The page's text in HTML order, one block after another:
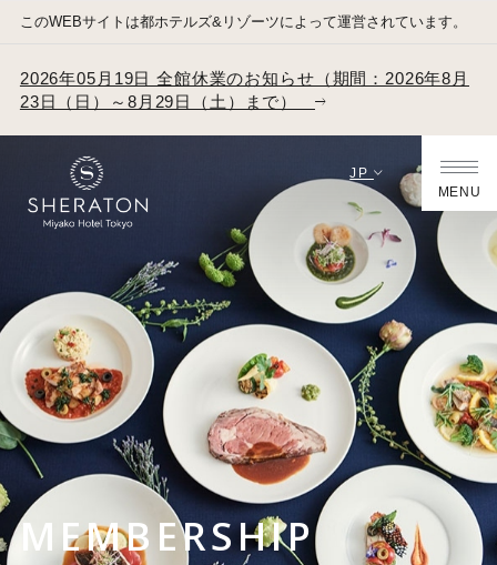
JP
MENU
MEMBERSHIP
このWEBサイトは都ホテルズ&リゾーツによって運営されています。
2026年05月19日 全館休業のお知らせ（期間：2026年8月
23日（日）～8月29日（土）まで）